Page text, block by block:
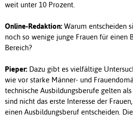
weit unter 10 Prozent.
Online-Redaktion: Warum entscheiden
noch so wenige junge Frauen für einen
Bereich?
Pieper: Dazu gibt es vielfältige
wie vor starke Männer- und
technische Ausbildungsberufe gelten
sind nicht das erste Interesse der
einen Ausbildungsberuf entscheiden. Die